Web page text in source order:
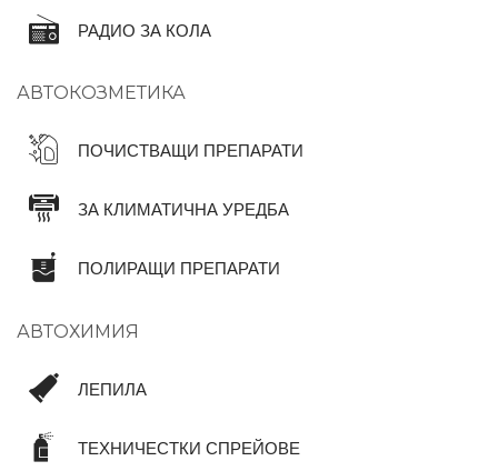
РАДИО ЗА КОЛА
АВТОКОЗМЕТИКА
ПОЧИСТВАЩИ ПРЕПАРАТИ
ЗА КЛИМАТИЧНА УРЕДБА
ПОЛИРАЩИ ПРЕПАРАТИ
АВТОХИМИЯ
ЛЕПИЛА
ТЕХНИЧЕСТКИ СПРЕЙОВЕ